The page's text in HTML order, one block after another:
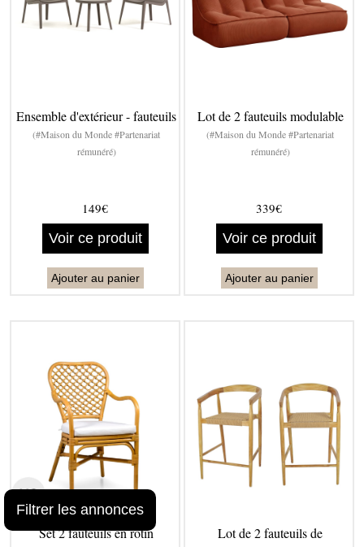
Ensemble d'extérieur - fauteuils
(#Maison du Monde #Partenariat
rémunéré)
149€
Voir ce produit
Ajouter au panier
Lot de 2 fauteuils modulable
(#Maison du Monde #Partenariat
rémunéré)
339€
Voir ce produit
Ajouter au panier
Set 2 fauteuils en rotin Lot de 2 fauteuils de
Filtrer les annonces